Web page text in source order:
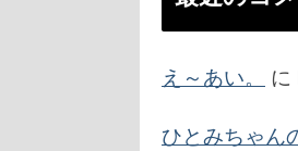
え～あい。 に
ひとみちゃん